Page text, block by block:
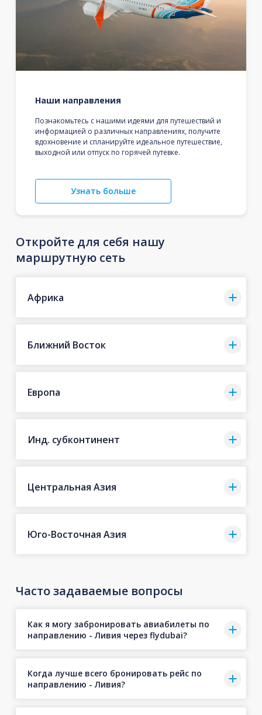
Наши направления
Познакомьтесь с нашими идеями для путешествий и
информацией о различных направлениях, получите
вдохновение и спланируйте идеальное путешествие,
выходной или отпуск по горячей путевке.
Узнать больше
Откройте для себя нашу
маршрутную сеть
Африка
Ближний Восток
Европа
Инд. субконтинент
Центральная Азия
Юго-Восточная Азия
Часто задаваемые вопросы
Как я могу забронировать авиабилеты по
направлению - Ливия через flydubai?
Когда лучше всего бронировать рейс по
направлению - Ливия?